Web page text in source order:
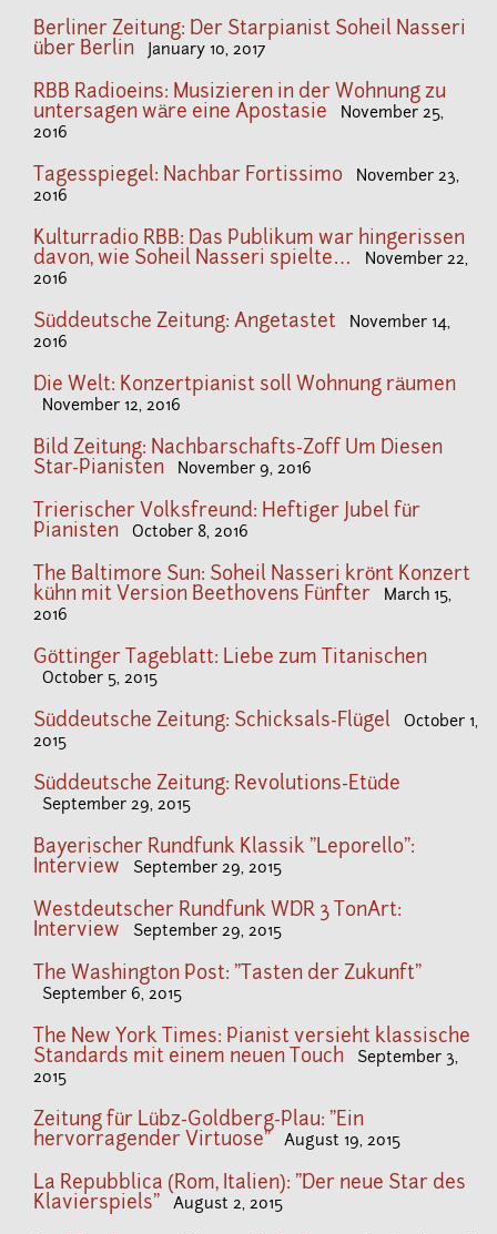
Berliner Zeitung: Der Starpianist Soheil Nasseri
über Berlin
January 10, 2017
RBB Radioeins: Musizieren in der Wohnung zu
untersagen wäre eine Apostasie
November 25,
2016
Tagesspiegel: Nachbar Fortissimo
November 23,
2016
Kulturradio RBB: Das Publikum war hingerissen
davon, wie Soheil Nasseri spielte…
November 22,
2016
Süddeutsche Zeitung: Angetastet
November 14,
2016
Die Welt: Konzertpianist soll Wohnung räumen
November 12, 2016
Bild Zeitung: Nachbarschafts-Zoff Um Diesen
Star-Pianisten
November 9, 2016
Trierischer Volksfreund: Heftiger Jubel für
Pianisten
October 8, 2016
The Baltimore Sun: Soheil Nasseri krönt Konzert
kühn mit Version Beethovens Fünfter
March 15,
2016
Göttinger Tageblatt: Liebe zum Titanischen
October 5, 2015
Süddeutsche Zeitung: Schicksals-Flügel
October 1,
2015
Süddeutsche Zeitung: Revolutions-Etüde
September 29, 2015
Bayerischer Rundfunk Klassik "Leporello":
Interview
September 29, 2015
Westdeutscher Rundfunk WDR 3 TonArt:
Interview
September 29, 2015
The Washington Post: "Tasten der Zukunft"
September 6, 2015
The New York Times: Pianist versieht klassische
Standards mit einem neuen Touch
September 3,
2015
Zeitung für Lübz-Goldberg-Plau: "Ein
hervorragender Virtuose"
August 19, 2015
La Repubblica (Rom, Italien): "Der neue Star des
Klavierspiels"
August 2, 2015